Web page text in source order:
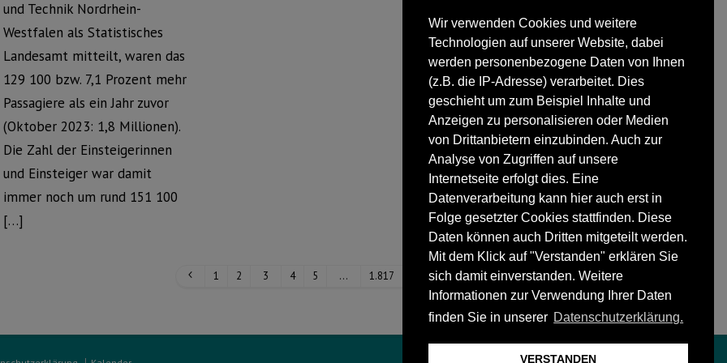
Wir verwenden Cookies und weitere
Technologien auf unserer Website, dabei
werden personenbezogene Daten von Ihnen
(z.B. die IP-Adresse) verarbeitet. Dies
geschieht um zum Beispiel Inhalte und
Anzeigen zu personalisieren oder Medien
von Drittanbietern einzubinden. Auch zur
Analyse von Zugriffen auf unsere
Internetseite erfolgt dies. Eine
Datenverarbeitung kann hier auch erst in
Folge gesetzter Cookies stattfinden. Diese
Daten können auch Dritten mitgeteilt werden.
Mit dem Klick auf "Verstanden" erklären Sie
sich damit einverstanden. Weitere
Informationen zur Verwendung Ihrer Daten
finden Sie in unserer Datenschutzerklärung.
VERSTANDEN
und Technik Nordrhein-
Westfalen als Statistisches
Landesamt mitteilt, waren das
129 100 bzw. 7,1 Prozent mehr
Passagiere als ein Jahr zuvor
(Oktober 2023: 1,8 Millionen).
Die Zahl der Einsteigerinnen
und Einsteiger war damit
immer noch um rund 151 100
[…]
1 2 3 4 5 … 1.817